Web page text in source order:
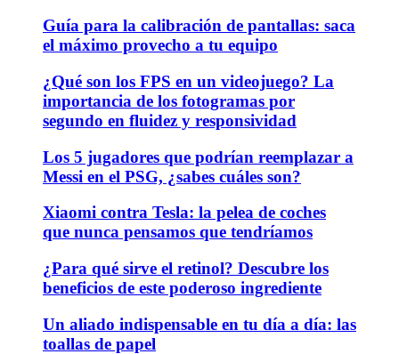
Guía para la calibración de pantallas: saca
el máximo provecho a tu equipo
¿Qué son los FPS en un videojuego? La
importancia de los fotogramas por
segundo en fluidez y responsividad
Los 5 jugadores que podrían reemplazar a
Messi en el PSG, ¿sabes cuáles son?
Xiaomi contra Tesla: la pelea de coches
que nunca pensamos que tendríamos
¿Para qué sirve el retinol? Descubre los
beneficios de este poderoso ingrediente
Un aliado indispensable en tu día a día: las
toallas de papel